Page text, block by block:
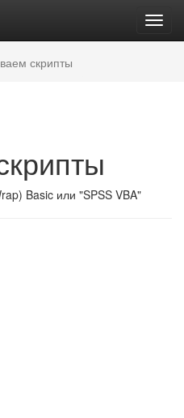
скрипты
Basic или "SPSS VBA"